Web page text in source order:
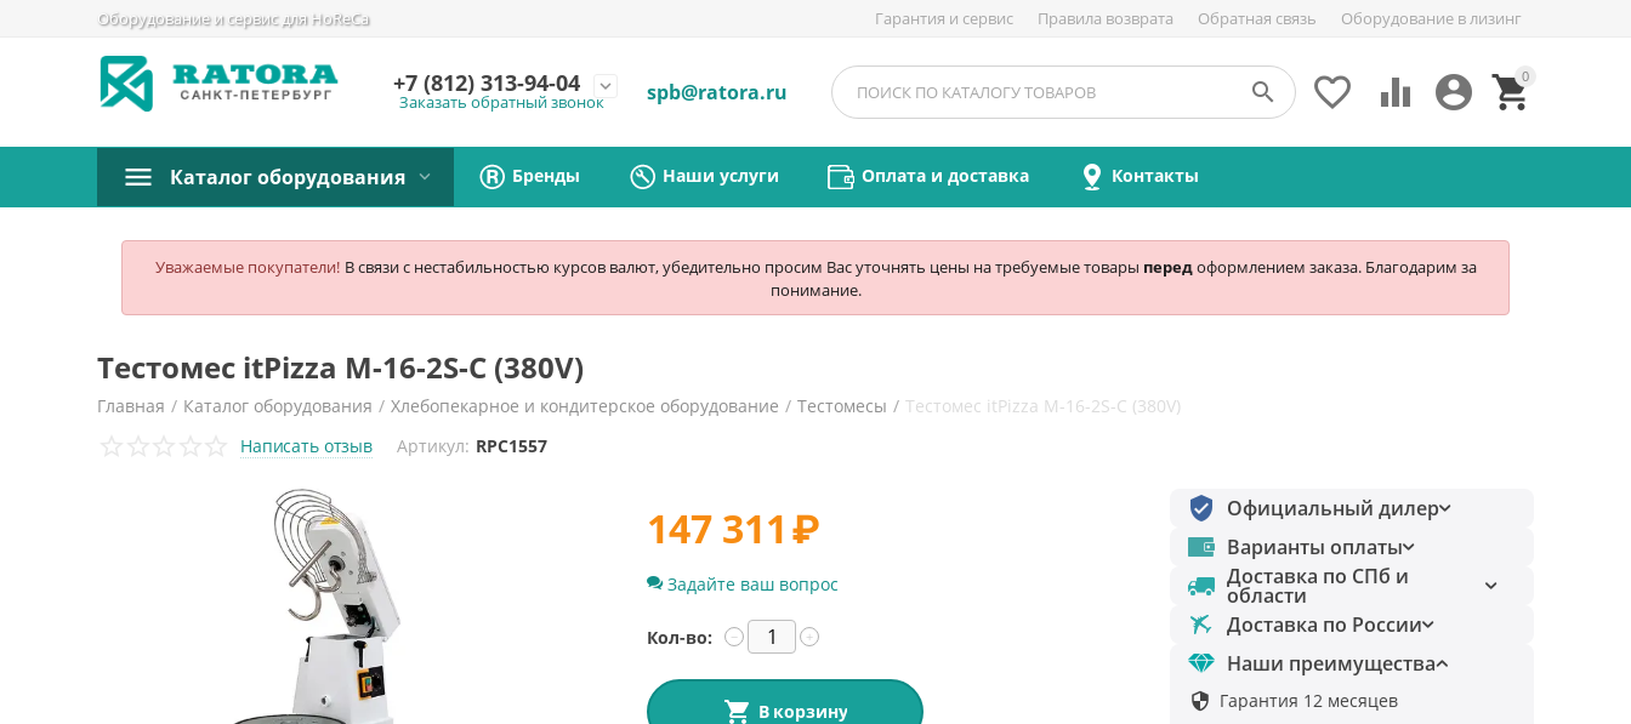
Оборудование и сервис для HoReCa Гарантия и сервис Правила возврата Обратная связь Оборудование в лизинг
+7 (812) 313-94-04 expand_more
Заказать обратный звонок spb@ratora.ru
0


 

Каталог оборудования Бренды Наши услуги Оплата и доставка Контакты
Уважаемые покупатели! В связи с нестабильностью курсов валют, убедительно просим Вас уточнять цены на требуемые товары передоформлением заказа. Благодарим за
понимание.
Тестомес itPizza M-16-2S-С (380V)
Главная / Каталог оборудования / Хлебопекарное и кондитерское оборудование / Тестомесы / Тестомес itPizza M-16-2S-С (380V)
Написать отзыв
Артикул: RPC1557
147 311₽
Задайте ваш вопрос
Кол-во: +
−
В корзину
Официальный дилер
Варианты оплаты
Доставка по СПб и
области
Доставка по России
Наши преимущества
 Гарантия 12 месяцев